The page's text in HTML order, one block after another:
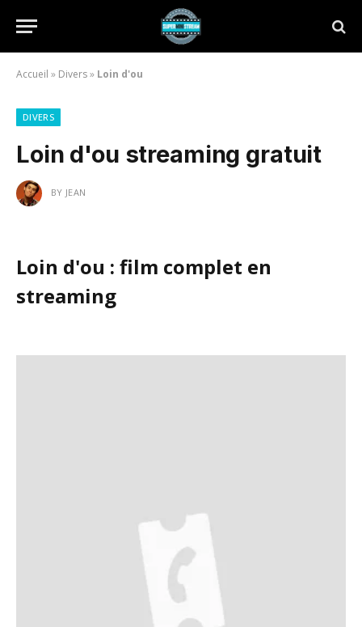
Accueil » Divers» Loin d'ou
DIVERS
Loin d'ou streaming gratuit
BY JEAN
Loin d'ou : film complet en
streaming